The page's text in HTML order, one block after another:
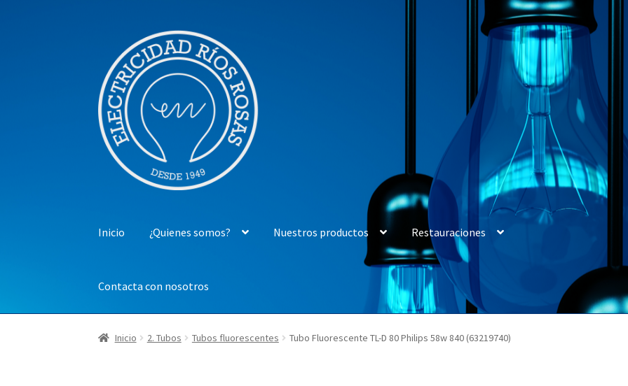
la
navegación
contenido
Inicio ¿Quienes somos? Nuestros productos Restauraciones
Contacta con nosotros
Inicio 2. Tubos Tubos fluorescentes Tubo Fluorescente TL-D 80 Philips 58w 840 (63219740)